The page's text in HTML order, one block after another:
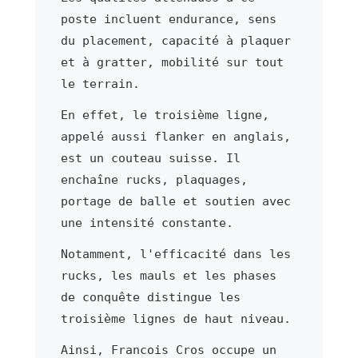
poste incluent endurance, sens
du placement, capacité à plaquer
et à gratter, mobilité sur tout
le terrain.
En effet, le troisième ligne,
appelé aussi flanker en anglais,
est un couteau suisse. Il
enchaîne rucks, plaquages,
portage de balle et soutien avec
une intensité constante.
Notamment, l'efficacité dans les
rucks, les mauls et les phases
de conquête distingue les
troisième lignes de haut niveau.
Ainsi, Francois Cros occupe un